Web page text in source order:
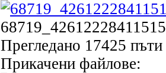
Прегледано 17425
Прикачени файлове: